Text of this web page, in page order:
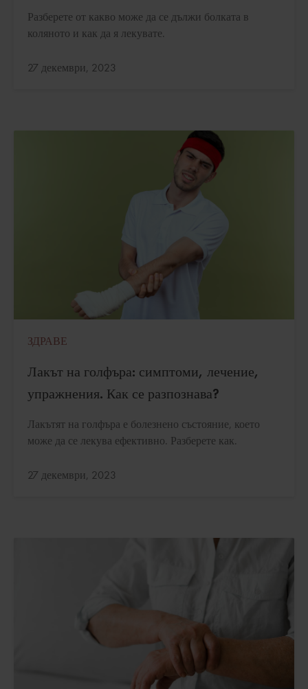
Разберете от какво може да се дължи болката в
коляното и как да я лекувате.
Актуализирано:
27 декември, 2023
ЗДРАВЕ
Лакът на голфъра: симптоми, лечение,
упражнения. Как се разпознава?
Лакътят на голфъра е болезнено състояние, което
може да се лекува ефективно. Разберете как.
Актуализирано:
27 декември, 2023